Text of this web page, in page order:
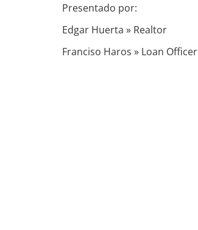
Presentado por:
Edgar Huerta » Realtor
Franciso Haros » Loan Officer